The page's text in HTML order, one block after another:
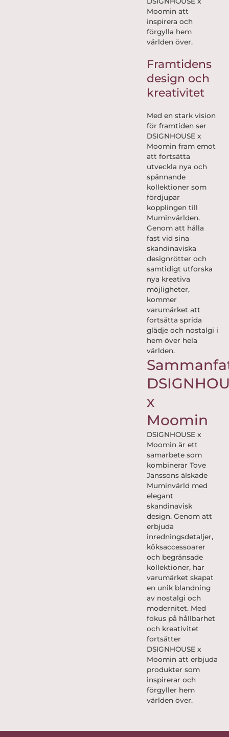
Moomin att
inspirera och
förgylla hem
världen över.
Framtidens
design och
kreativitet
Med en stark vision
för framtiden ser
DSIGNHOUSE x
Moomin fram emot
att fortsätta
utveckla nya och
spännande
kollektioner som
fördjupar
kopplingen till
Muminvärlden.
Genom att hålla
fast vid sina
skandinaviska
designrötter och
samtidigt utforska
nya kreativa
möjligheter,
kommer
varumärket att
fortsätta sprida
glädje och nostalgi i
hem över hela
världen.
x
Moomin
DSIGNHOUSE x
Moomin är ett
samarbete som
kombinerar Tove
Janssons älskade
Muminvärld med
elegant
skandinavisk
design. Genom att
erbjuda
inredningsdetaljer,
köksaccessoarer
och begränsade
kollektioner, har
varumärket skapat
en unik blandning
av nostalgi och
modernitet. Med
fokus på hållbarhet
och kreativitet
fortsätter
DSIGNHOUSE x
Moomin att erbjuda
produkter som
inspirerar och
förgyller hem
världen över.